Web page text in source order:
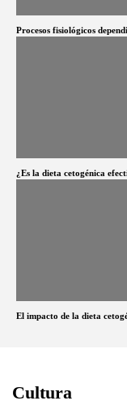
Procesos fisiológicos
¿Es la dieta cetogénica
El impacto de la dieta
Cultura